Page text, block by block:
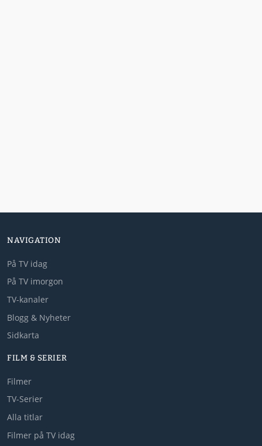
NAVIGATION
På TV idag
På TV imorgon
TV-kanaler
Blogg & Nyheter
Sidkarta
FILM & SERIER
Filmer
TV-Serier
Alla titlar
Filmer på TV idag